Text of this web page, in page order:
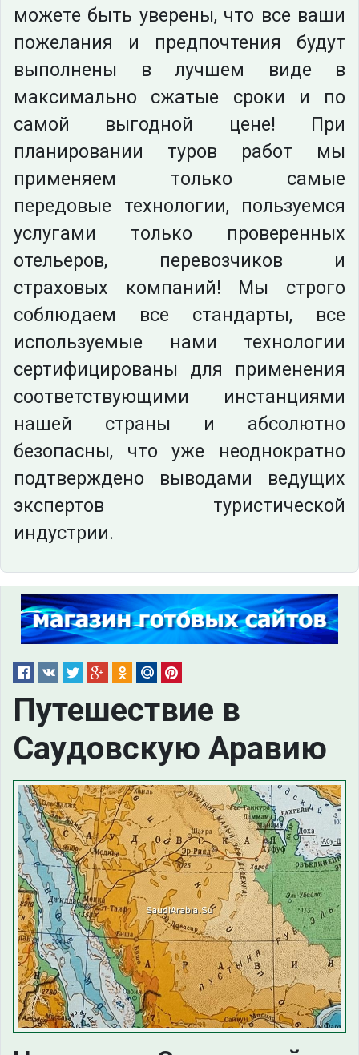
можете быть уверены, что все ваши
пожелания и предпочтения будут
выполнены в лучшем виде в
максимально сжатые сроки и по
самой выгодной цене! При
планировании туров работ мы
применяем только самые
передовые технологии, пользуемся
услугами только проверенных
отельеров, перевозчиков и
страховых компаний! Мы строго
соблюдаем все стандарты, все
используемые нами технологии
сертифицированы для применения
соответствующими инстанциями
нашей страны и абсолютно
безопасны, что уже неоднократно
подтверждено выводами ведущих
экспертов туристической
индустрии.
Путешествие в
Саудовскую Аравию